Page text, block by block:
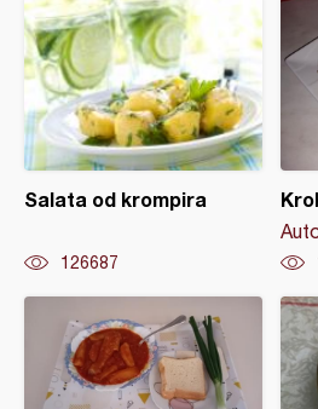
Salata od krompira
126687